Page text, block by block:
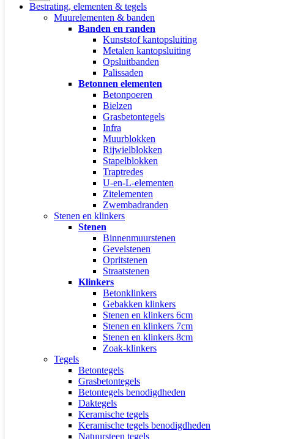
Bestrating, elementen & tegels
Muurelementen & banden
Banden en randen
Kunststof kantopsluiting
Metalen kantopsluiting
Opsluitbanden
Palissaden
Betonnen elementen
Betonpoeren
Bielzen
Grasbetontegels
Infra
Muurblokken
Rijwielblokken
Stapelblokken
Traptredes
U-en-L-elementen
Zitelementen
Zwembadranden
Stenen en klinkers
Stenen
Binnenmuurstenen
Gevelstenen
Opritstenen
Straatstenen
Klinkers
Betonklinkers
Gebakken klinkers
Stenen en klinkers 6cm
Stenen en klinkers 7cm
Stenen en klinkers 8cm
Zoak-klinkers
Tegels
Betontegels
Grasbetontegels
Betontegels benodigdheden
Daktegels
Keramische tegels
Keramische tegels benodigdheden
Natuursteen tegels